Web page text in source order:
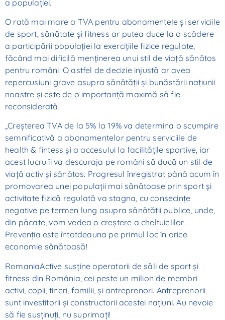
a populaţiei.
O rată mai mare a TVA pentru abonamentele şi serviciile
de sport, sănătate şi fitness ar putea duce la o scădere
a participării populaţiei la exerciţiile fizice regulate,
făcând mai dificilă menţinerea unui stil de viaţă sănătos
pentru români. O astfel de decizie injustă ar avea
repercusiuni grave asupra sănătăţii şi bunăstării naţiunii
noastre şi este de o importanţă maximă să fie
reconsiderată.
„Creşterea TVA de la 5% la 19% va determina o scumpire
semnificativă a abonamentelor pentru serviciile de
health & fintess şi a accesului la facilităţile sportive, iar
acest lucru îi va descuraja pe români să ducă un stil de
viaţă activ şi sănătos. Progresul înregistrat până acum în
promovarea unei populaţii mai sănătoase prin sport şi
activitate fizică regulată va stagna, cu consecinţe
negative pe termen lung asupra sănătăţii publice, unde,
din păcate, vom vedea o creştere a cheltuielilor.
Prevenţia este întotdeauna pe primul loc în orice
economie sănătoasă!
RomaniaActive susţine operatorii de săli de sport şi
fitness din România, cei peste un milion de membri
activi, copii, tineri, familii, şi antreprenori. Antreprenorii
sunt investitorii şi constructorii acestei naţiuni. Au nevoie
să fie susţinuţi, nu suprimaţi!